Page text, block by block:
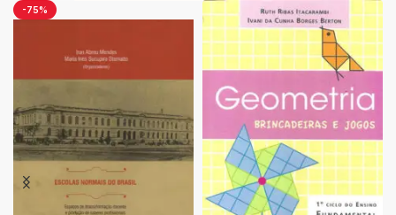
-75%